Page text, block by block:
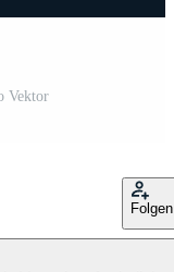
Vektor
Folgen